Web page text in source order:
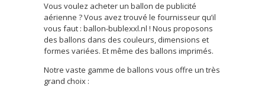
Vous voulez acheter un ballon de publicité
aérienne ? Vous avez trouvé le fournisseur qu’il
vous faut : ballon-bublexxl.nl ! Nous proposons
des ballons dans des couleurs, dimensions et
formes variées. Et même des ballons imprimés.
Notre vaste gamme de ballons vous offre un très
grand choix :